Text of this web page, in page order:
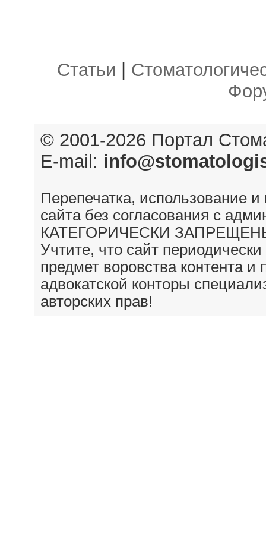
Статьи
© 2001-2026 Портал
E-mail:
Перепечатка, использование
сайта без согласования с
КАТЕГОРИЧЕСКИ
Учтите, что сайт
предмет воровства контента и
адвокатской конторы
авторских прав!